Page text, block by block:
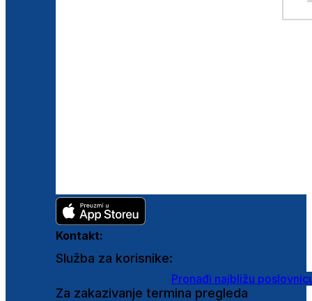
Kontakt:
Služba za korisnike:
Pronađi najbližu
Za zakazivanje termina pregleda